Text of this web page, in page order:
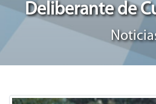
Deliberante de